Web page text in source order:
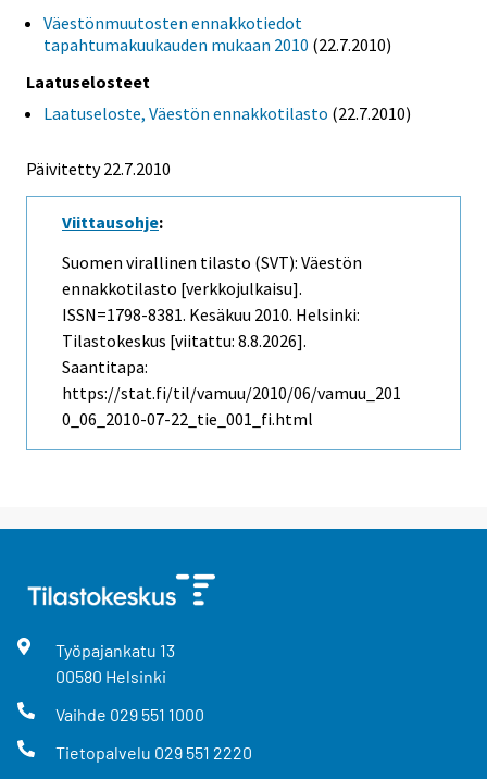
Väestönmuutosten ennakkotiedot
tapahtumakuukauden mukaan 2010 (22.7.2010)
Laatuselosteet
Laatuseloste, Väestön ennakkotilasto (22.7.2010)
Päivitetty 22.7.2010
Viittausohje:
Suomen virallinen tilasto (SVT): Väestön
ennakkotilasto [verkkojulkaisu].
ISSN=1798-8381. Kesäkuu 2010. Helsinki:
Tilastokeskus [viitattu: 8.8.2026].
Saantitapa:
https://stat.fi/til/vamuu/2010/06/vamuu_201
0_06_2010-07-22_tie_001_fi.html
Työpajankatu 13
00580 Helsinki
Vaihde 029 551 1000
Tietopalvelu 029 551 2220